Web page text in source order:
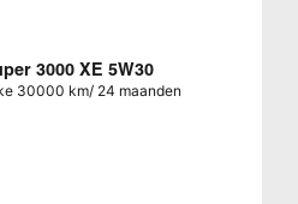
3000 XE 5W30
30000 km/ 24 maanden